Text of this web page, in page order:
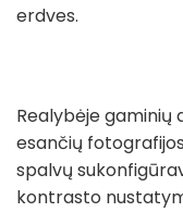
erdves.
Realybėje gaminių
esančių
spalvų
kontrasto